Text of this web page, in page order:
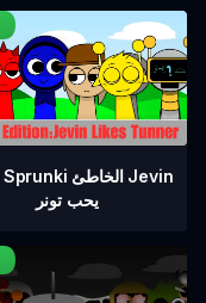
يحب تونر